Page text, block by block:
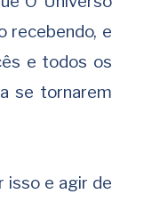
recebendo, e
e todos os
se tornarem
isso e agir de